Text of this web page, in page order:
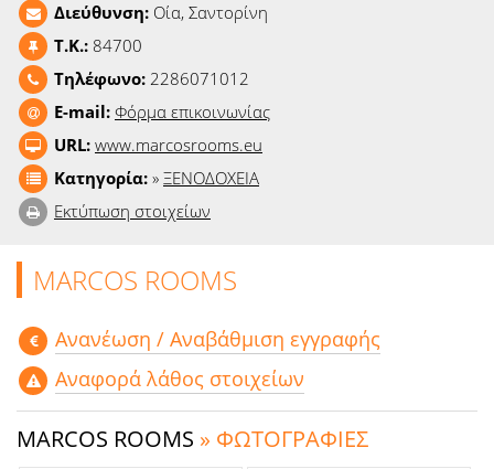
Διεύθυνση: Οία, Σαντορίνη
T.K.: 84700
Τηλέφωνο: 2286071012
E-mail: Φόρμα επικοινωνίας
URL: www.marcosrooms.eu
Κατηγορία: » ΞΕΝΟΔΟΧΕΙΑ
Εκτύπωση στοιχείων
MARCOS ROOMS
Aνανέωση / Αναβάθμιση εγγραφής
Αναφορά λάθος στοιχείων
MARCOS ROOMS » ΦΩΤΟΓΡΑΦΙΕΣ